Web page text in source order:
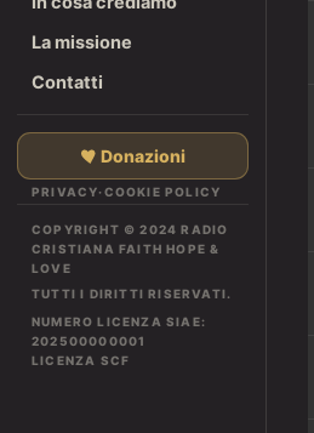
La missione
Contatti
Donazioni
PRIVACY· COOKIE POLICY
COPYRIGHT © 2024 RADIO
CRISTIANA FAITH HOPE &
LOVE
TUTTI I DIRITTI RISERVATI.
NUMERO LICENZA SIAE:
202500000001
LICENZA SCF